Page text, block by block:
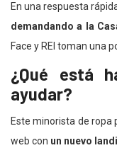
En una respuesta
demandando a la
Face y REI toman una
¿Qué está
ayudar?
Esteminorista de ropa
web con un nuevo